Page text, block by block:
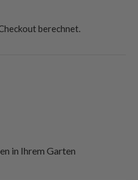
berechnet.
in Ihrem Garten